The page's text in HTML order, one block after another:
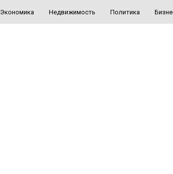
Экономика Недвижимость Политика